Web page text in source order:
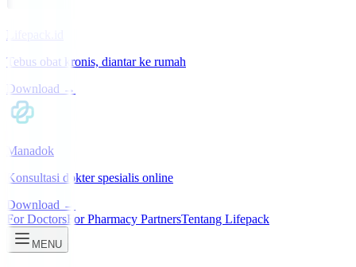
Tebus obat kronis, diantar ke rumah
Download →
Manadok
Konsultasi dokter spesialis online
Download →
For DoctorsFor Pharmacy PartnersTentang Lifepack
MENU